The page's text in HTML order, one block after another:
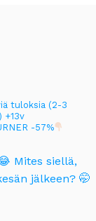
tuloksia (2-3
+13v
-57%